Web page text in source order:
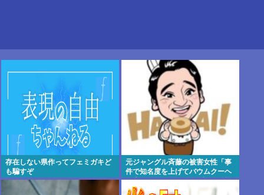
存在しない県作ってフェミガキど
も騙すぞ
元ジャングル斉藤の被害女性「事
件で知名度を上げてバウムクーヘ
ン売ったりTikTokライブしてて悔
しさと怒りを感じた」